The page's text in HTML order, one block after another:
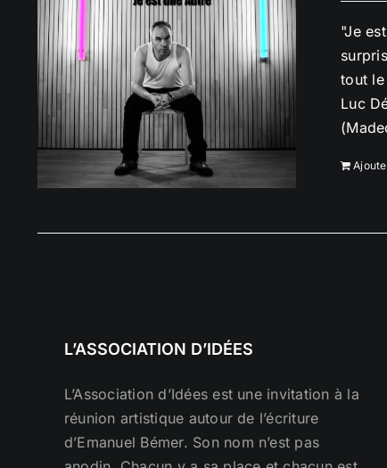
"Je
tout
Luc
L’ASSOCIATION D’IDÉES
L’Association d’Idées est une invitation à la
réunion artistique autour de l’écriture
d’Emanuel Bémer. Son nom n’est pas